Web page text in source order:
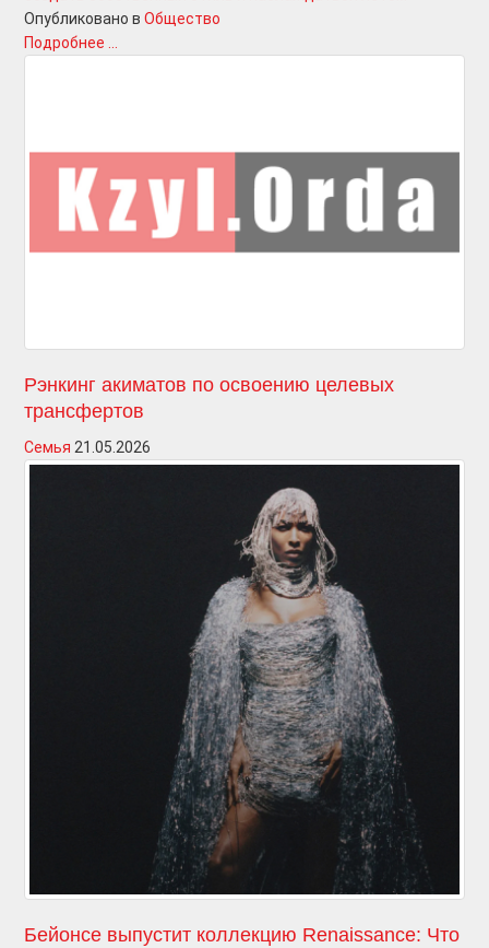
Опубликовано в Общество
Подробнее ...
Рэнкинг акиматов по освоению целевых
трансфертов
Семья 21.05.2026
Бейонсе выпустит коллекцию Renaissance: Что